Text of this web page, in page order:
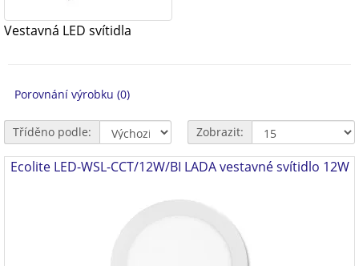
Vestavná LED svítidla
Porovnání výrobku (0)
Tříděno podle: Zobrazit:
Ecolite LED-WSL-CCT/12W/BI LADA vestavné svítidlo 12W